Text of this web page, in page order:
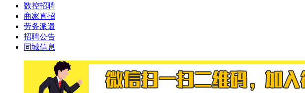
数控招聘
商家直招
劳务派遣
招聘公告
同城信息